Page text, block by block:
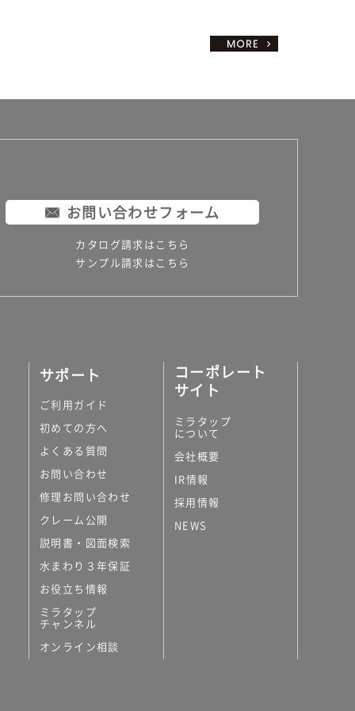
お問い合わせフォーム
カタログ請求はこちら
サンプル請求はこちら
サポート
ご利用ガイド
初めての方へ
よくある質問
お問い合わせ
修理お問い合わせ
クレーム公開
説明書・図面検索
水まわり３年保証
お役立ち情報
ミラタップ
チャンネル
オンライン相談
コーポレート
サイト
ミラタップ
について
会社概要
IR情報
採用情報
NEWS